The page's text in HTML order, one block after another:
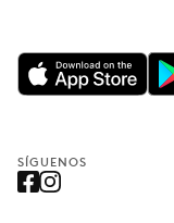
SÍGUENOS